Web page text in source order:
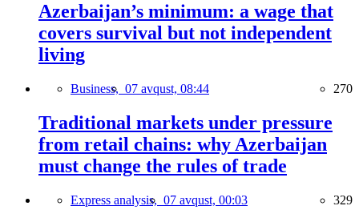
Azerbaijan’s minimum: a wage that
covers survival but not independent
living
Business, 07 avqust, 08:44 270
Traditional markets under pressure
from retail chains: why Azerbaijan
must change the rules of trade
Express analysis, 07 avqust, 00:03 329